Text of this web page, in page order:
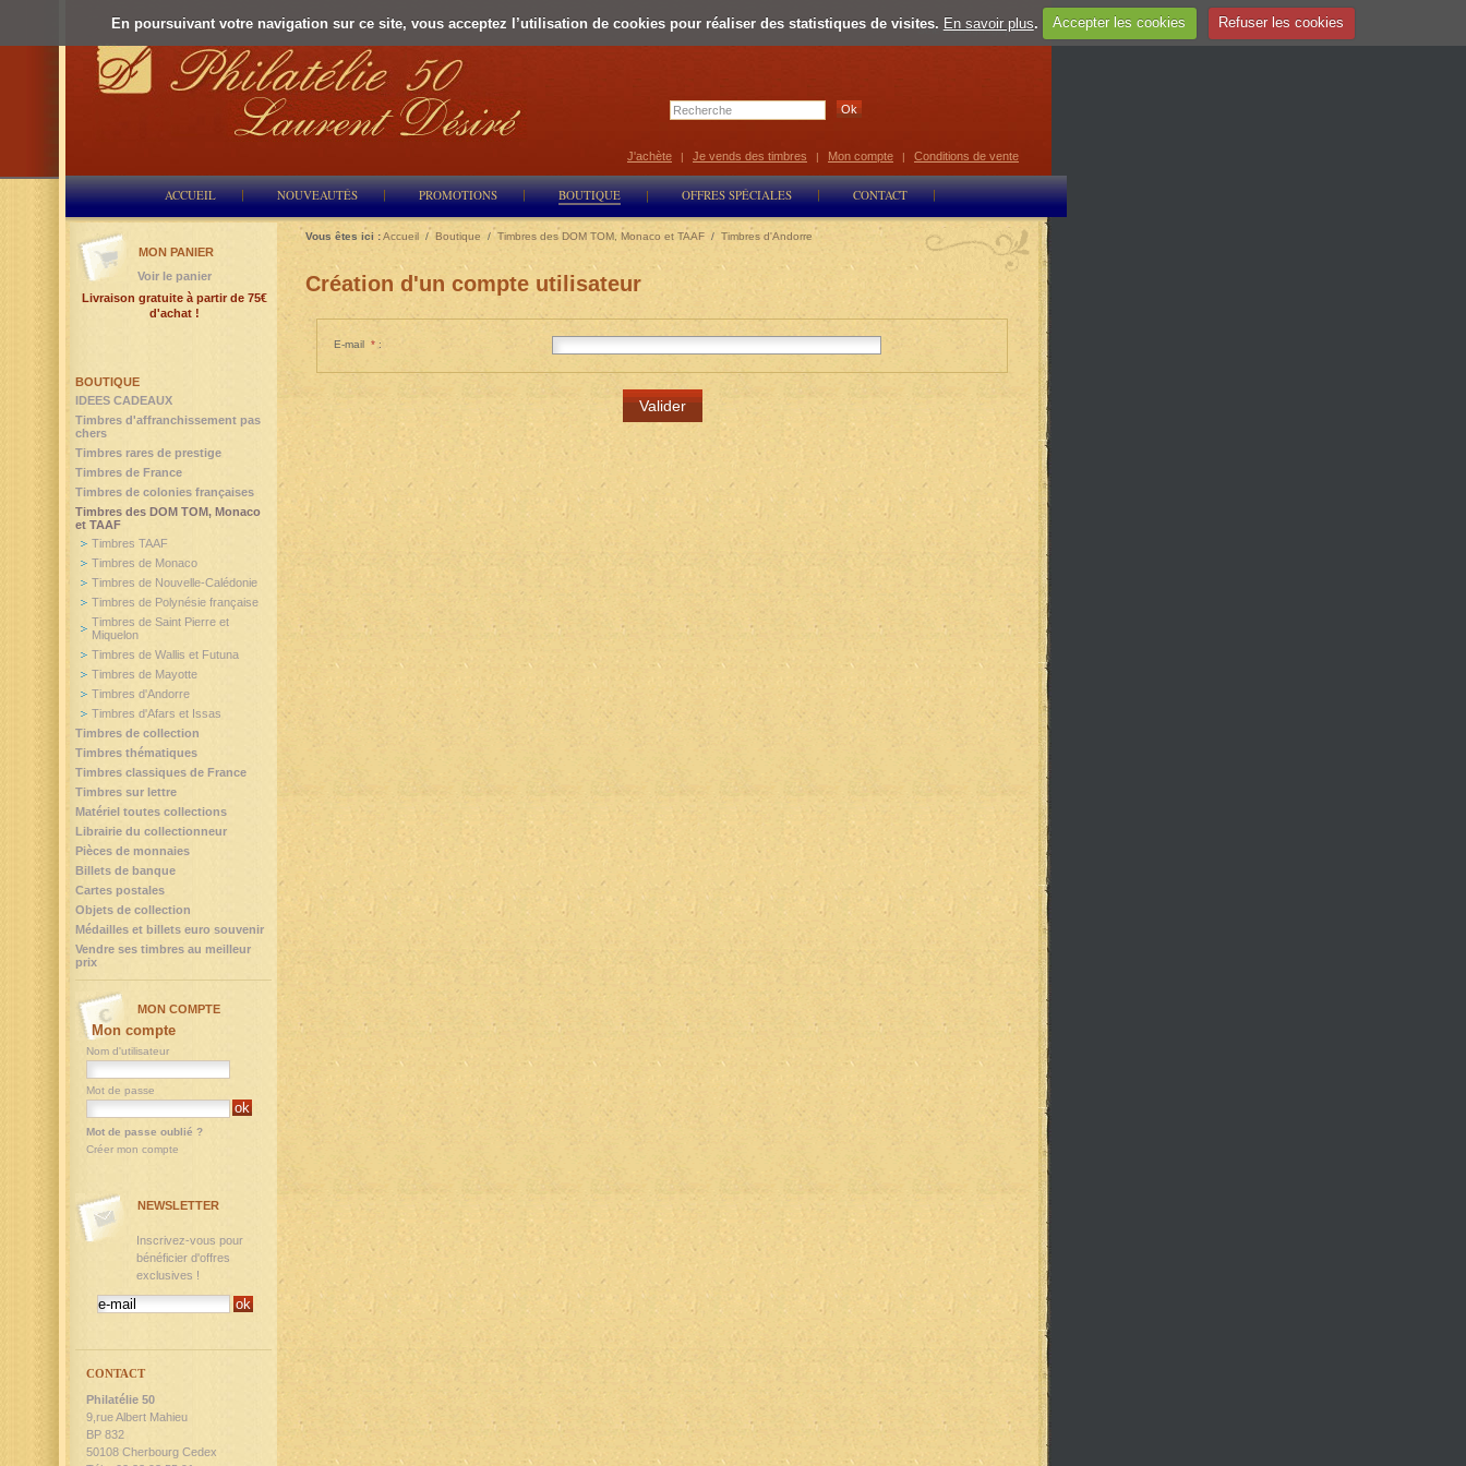
En poursuivant votre navigation sur ce site, vous acceptez l’utilisation de cookies pour réaliser des statistiques de visites. En savoir plus. Accepter les cookies Refuser les cookies
Select Language ▼
ACCUEIL NOUVEAUTÉS PROMOTIONS BOUTIQUE OFFRES SPÉCIALES CONTACT
J'achète | Je vends des timbres | Mon compte | Conditions de vente
Vous êtes ici :Accueil / Boutique /Timbres des DOM TOM, Monaco et TAAF / Timbres d'Andorre
Création d'un compte utilisateur
E-mail * :
BOUTIQUE
IDEES CADEAUX
Timbres d'affranchissement pas
chers
Timbres rares de prestige
Timbres de France
Timbres de colonies françaises
Timbres des DOM TOM, Monaco
et TAAF
Timbres TAAF
Timbres de Monaco
Timbres de Nouvelle-Calédonie
Timbres de Polynésie française
Timbres de Saint Pierre et
Miquelon
Timbres de Wallis et Futuna
Timbres de Mayotte
Timbres d'Andorre
Timbres d'Afars et Issas
Timbres de collection
Timbres thématiques
Timbres classiques de France
Timbres sur lettre
Matériel toutes collections
Librairie du collectionneur
Pièces de monnaies
Billets de banque
Cartes postales
Objets de collection
Médailles et billets euro souvenir
Vendre ses timbres au meilleur
prix
MON PANIER
Voir le panier
Livraison gratuite à partir de 75€
d'achat !
MON COMPTE
Mon compte
Nom d'utilisateur
Mot de passe
Mot de passe oublié ?
Créer mon compte
NEWSLETTER
Inscrivez-vous pour
bénéficier d'offres
exclusives !
CONTACT
Philatélie 50
9,rue Albert Mahieu
BP 832
50108 Cherbourg Cedex